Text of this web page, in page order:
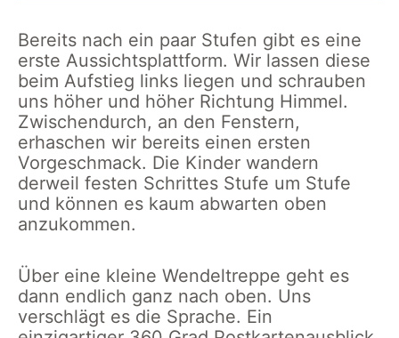
Bereits nach ein paar Stufen gibt es eine
erste Aussichtsplattform. Wir lassen diese
beim Aufstieg links liegen und schrauben
uns höher und höher Richtung Himmel.
Zwischendurch, an den Fenstern,
erhaschen wir bereits einen ersten
Vorgeschmack. Die Kinder wandern
derweil festen Schrittes Stufe um Stufe
und können es kaum abwarten oben
anzukommen.
Über eine kleine Wendeltreppe geht es
dann endlich ganz nach oben. Uns
verschlägt es die Sprache. Ein